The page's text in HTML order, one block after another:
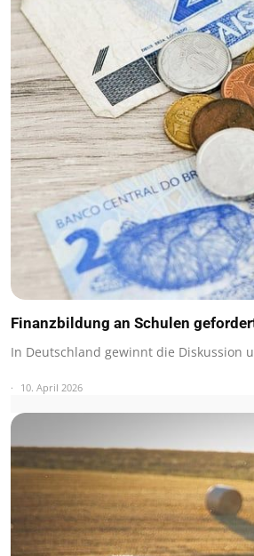
Finanzbildung an Schulen
In Deutschland gewinnt die Diskussion
10. April 2026